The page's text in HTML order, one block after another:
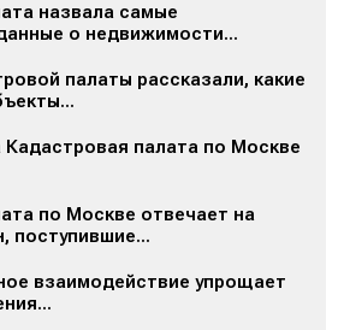
назвала самые
о недвижимости...
палаты рассказали, какие
Кадастровая палата по Москве
по Москве отвечает на
поступившие...
взаимодействие упрощает